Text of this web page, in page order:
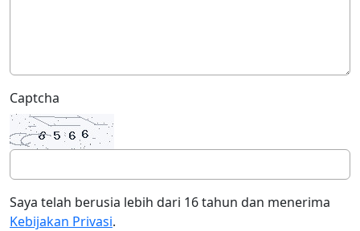
Captcha
Saya telah berusia lebih dari 16 tahun dan menerima
Kebijakan Privasi.